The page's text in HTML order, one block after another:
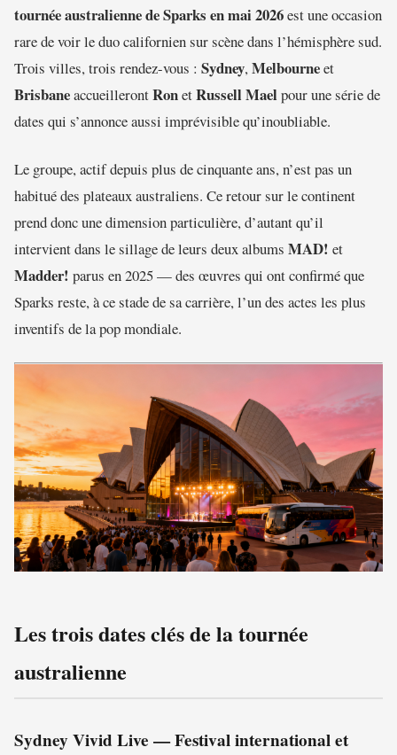
tournée australienne de Sparks en mai 2026est une occasion
rare de voir le duo californien sur scène dans l’hémisphère sud.
Trois villes, trois rendez-vous : Sydney,Melbourneet
BrisbaneaccueillerontRonetRussell Maelpour une série de
dates qui s’annonce aussi imprévisible qu’inoubliable.
Le groupe, actif depuis plus de cinquante ans, n’est pas un
habitué des plateaux australiens. Ce retour sur le continent
prend donc une dimension particulière, d’autant qu’il
intervient dans le sillage de leurs deux albums MAD! et
Madder! parus en 2025 — des œuvres qui ont confirmé que
Sparks reste, à ce stade de sa carrière, l’un des actes les plus
inventifs de la pop mondiale.
Les trois dates clés de la tournée
australienne
Sydney Vivid Live — Festival international et